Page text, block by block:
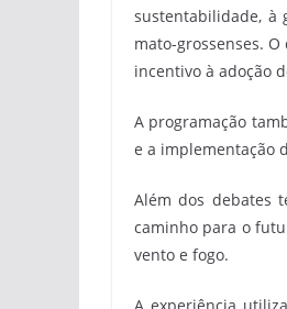
sustentabilidade, à
mato-grossenses.
incentivo à adoção
A programação
e a implementação
Além dos debates
caminho para o
vento e fogo.
A experiência